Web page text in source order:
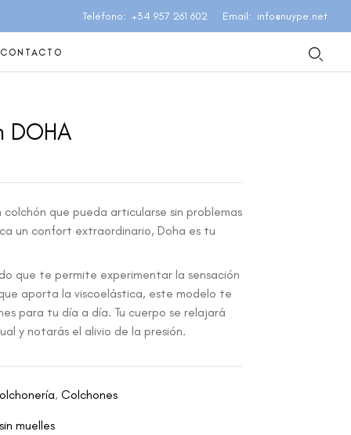
Teléfono +34 957 261 602 Email info@nuype.net
CONTACTO
DOHA
colchón que pueda articularse sin problemas
un confort extraordinario, Doha es tu
que te permite experimentar la sensación
aporta la viscoelástica, este modelo te
para tu día a día. Tu cuerpo se relajará
y notarás el alivio de la presión.
, Colchones
sin muelles